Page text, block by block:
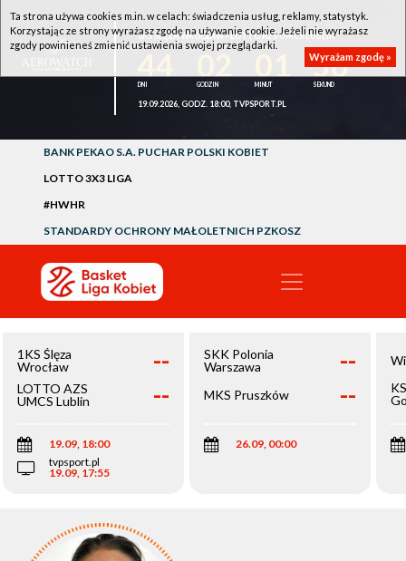
1KS ŚLĘZA WROCŁAW - LOTTO AZS UMCS LUBLIN
56
19.09.2026, GODZ. 18:00, TVPSPORT.PL
BANK PEKAO S.A. PUCHAR POLSKI KOBIET
LOTTO 3X3 LIGA
#HWHR
STANDARDY OCHRONY MAŁOLETNICH PZKOSZ
1KS Ślęza
Wrocław
--
LOTTO AZS
UMCS Lublin
--
19.09, 18:00
tvpsport.pl
19.09, 17:55
SKK Polonia
Warszawa
--
MKS Pruszków --
26.09, 00:00
Ta strona używa cookies m.in. w celach: świadczenia usług, reklamy, statystyk.
Korzystając ze strony wyrażasz zgodę na używanie cookie. Jeżeli nie wyrażasz
zgody powinieneś zmienić ustawienia swojej przeglądarki.
Wyrażam zgodę »